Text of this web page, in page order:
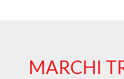
MARCHI